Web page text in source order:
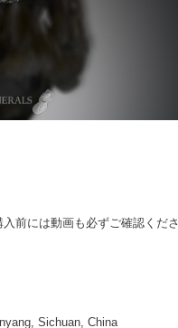
前には動画も必ずご確認くださ
Sichuan, China